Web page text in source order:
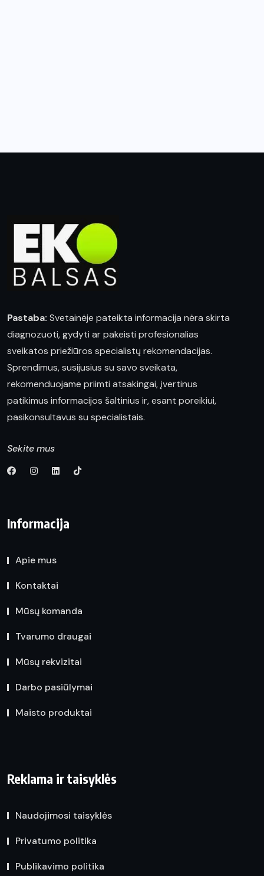
Pastaba: Svetainėje pateikta informacija nėra skirta
diagnozuoti, gydyti ar pakeisti profesionalias
sveikatos priežiūros specialistų rekomendacijas.
Sprendimus, susijusius su savo sveikata,
rekomenduojame priimti atsakingai, įvertinus
patikimus informacijos šaltinius ir, esant poreikiui,
pasikonsultavus su specialistais.
Sekite mus
Informacija
Apie mus
Kontaktai
Mūsų komanda
Tvarumo draugai
Mūsų rekvizitai
Darbo pasiūlymai
Maisto produktai
Reklama ir taisyklės
Naudojimosi taisyklės
Privatumo politika
Publikavimo politika